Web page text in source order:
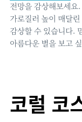
전망을 감상해보세요
가로질러 높이 매달
감상할 수 있습니다.
아름다운 별을 보고
코럴 코